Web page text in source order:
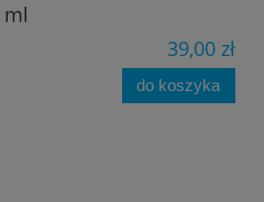
ml
39,00 zł
do koszyka